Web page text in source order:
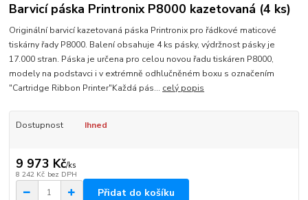
Barvicí páska Printronix P8000 kazetovaná (4 ks)
Originální barvicí kazetovaná páska Printronix pro řádkové maticové
tiskárny řady P8000. Balení obsahuje 4 ks pásky, výdržnost pásky je
17.000 stran. Páska je určena pro celou novou řadu tiskáren P8000,
modely na podstavci i v extrémně odhlučněném boxu s označením
"Cartridge Ribbon Printer"Každá pás... celý popis
Dostupnost Ihned
9 973 Kč/ks
8 242 Kč bez DPH
Přidat do košíku